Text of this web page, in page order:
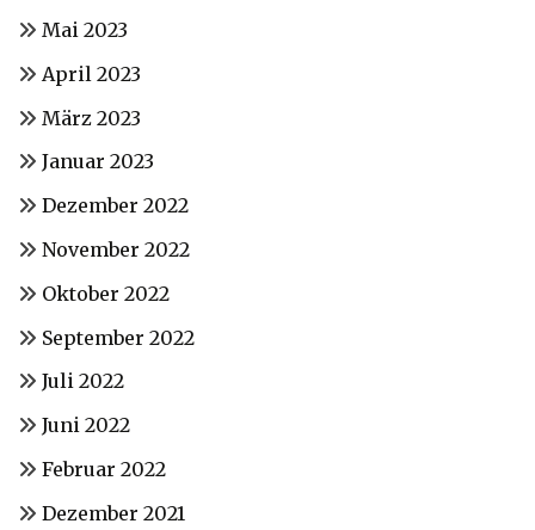
Mai 2023
April 2023
März 2023
Januar 2023
Dezember 2022
November 2022
Oktober 2022
September 2022
Juli 2022
Juni 2022
Februar 2022
Dezember 2021